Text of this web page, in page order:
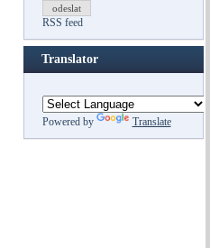
odeslat
RSS feed
Translator
Powered by Translate